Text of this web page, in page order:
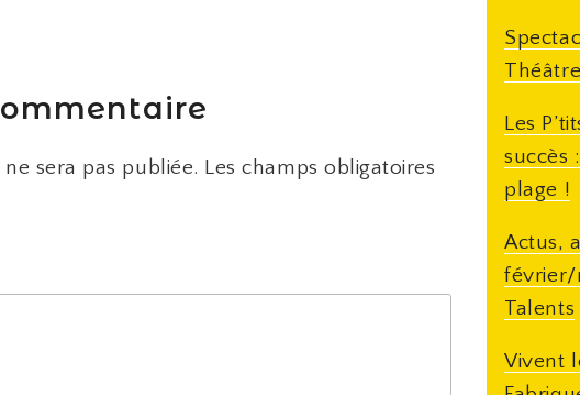
sera pas publiée. Les champs obligatoires
Les
succès
plage !
Actus,
février/
Talents
Vivent